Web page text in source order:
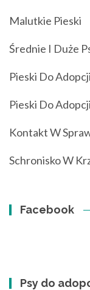
Malutkie Pieski
Średnie I Duże
Pieski Do
Pieski Do
Kontakt W
Schronisko W
Facebook
Psy do